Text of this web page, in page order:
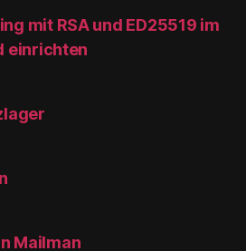
mit RSA und ED25519 im
einrichten
Mailman